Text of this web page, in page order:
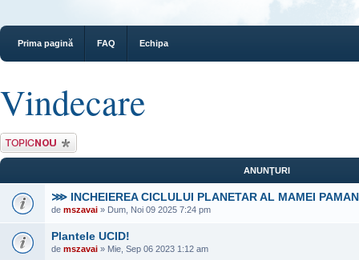
Prima pagină FAQ Echipa
Vindecare
Scrie un subiect
nou
ANUNŢURI
⋙ INCHEIEREA CICLULUI PLANETAR AL MAMEI
de mszavai » Dum, Noi 09 2025 7:24 pm
Plantele UCID!
de mszavai » Mie, Sep 06 2023 1:12 am